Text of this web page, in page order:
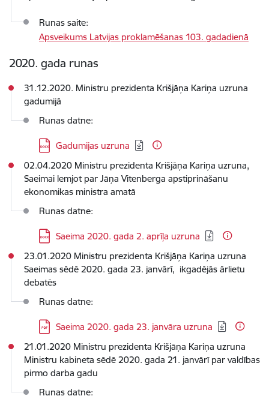
Runas saite:
Apsveikums Latvijas proklamēšanas 103. gadadienā
2020. gada runas
31.12.2020. Ministru prezidenta Krišjāņa Kariņa uzruna
gadumijā
Runas datne:
Lejupielādēt:
Gadumijas uzruna
02.04.2020 Ministru prezidenta Krišjāņa Kariņa uzruna,
Saeimai lemjot par Jāņa Vitenberga apstiprināšanu
ekonomikas ministra amatā
Runas datne:
Lejupielādēt:
Saeima 2020. gada 2. aprīļa uzruna
23.01.2020 Ministru prezidenta Krišjāņa Kariņa uzruna
Saeimas sēdē 2020. gada 23. janvārī, ikgadējās ārlietu
debatēs
Runas datne:
Lejupielādēt:
Saeima 2020. gada 23. janvāra uzruna
21.01.2020 Ministru prezidenta Krišjāņa Kariņa uzruna
Ministru kabineta sēdē 2020. gada 21. janvārī par valdības
pirmo darba gadu
Runas datne: